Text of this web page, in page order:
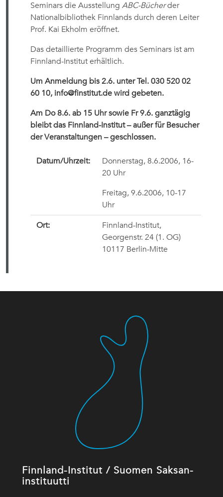
Seminars die Ausstellung ABC-Bücherder
Nationalbibliothek Finnlands durch deren Leiter
Prof. Kai Ekholm eröffnet.
Das detaillierte Programm des Seminars ist am
Finnland-Institut erhältlich.
Um Anmeldung bis 2.6. unter Tel. 030 520 02
60 10, info@finstitut.de wird gebeten.
Am Do 8.6. ab 15 Uhr sowie Fr 9.6. ganztägig
bleibt das Finnland-Institut – außer für Besucher
der Veranstaltungen – geschlossen.
Datum/Uhrzeit:
Donnerstag, 8.6.2006, 16-
20 Uhr
Freitag, 9.6.2006, 10-17
Uhr
Ort:
Finnland-Institut,
Georgenstr. 24 (1. OG)
10117 Berlin-Mitte
Finnland-Institut / Suomen Saksan-
instituutti